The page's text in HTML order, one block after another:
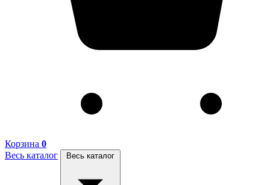
Корзина 0
Весь каталог
Весь каталог